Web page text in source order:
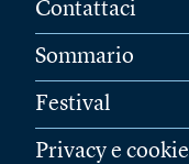
Contattaci
Sommario
Festival
Privacy e cookie